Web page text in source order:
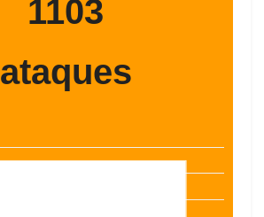
1103
ataques